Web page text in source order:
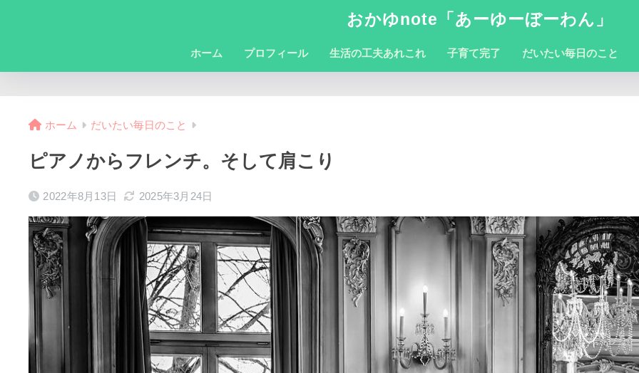
おかゆnote「あーゆーぼーわん」
ホーム プロフィール 生活の工夫あれこれ 子育て完了 だいたい毎日のこと
ホーム だいたい毎日のこと
ピアノからフレンチ。そして肩こり
2022年8月13日 2025年3月24日